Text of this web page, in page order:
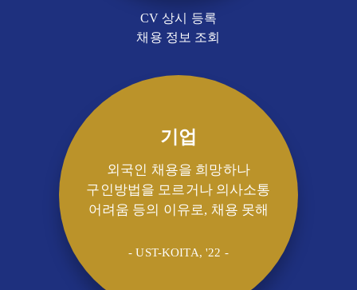
CV 상시 등록
채용 정보 조회
기업
외국인 채용을 희망하나
구인방법을 모르거나 의사소통
어려움 등의 이유로, 채용 못해
- UST-KOITA, '22 -